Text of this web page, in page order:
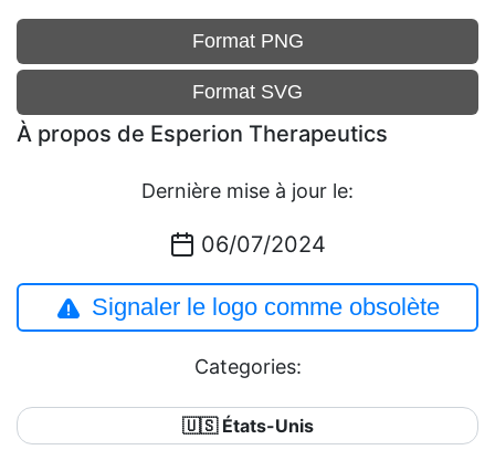
Format PNG
Format SVG
À propos de Esperion Therapeutics
Dernière mise à jour le:
06/07/2024
Signaler le logo comme obsolète
Categories:
🇺🇸 États-Unis